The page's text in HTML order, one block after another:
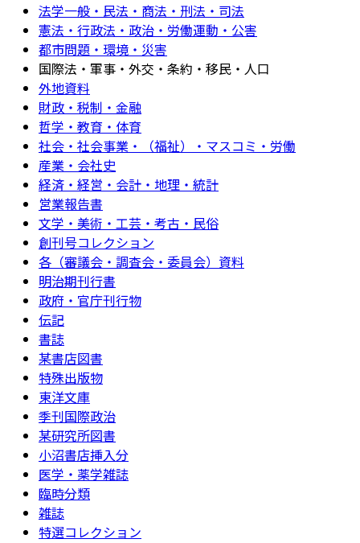
法学一般・民法・商法・刑法・司法
憲法・行政法・政治・労働運動・公害
都市問題・環境・災害
国際法・軍事・外交・条約・移民・人口
外地資料
財政・税制・金融
哲学・教育・体育
社会・社会事業・（福祉）・マスコミ・労働
産業・会社史
経済・経営・会計・地理・統計
営業報告書
文学・美術・工芸・考古・民俗
創刊号コレクション
各（審議会・調査会・委員会）資料
明治期刊行書
政府・官庁刊行物
伝記
書誌
某書店図書
特殊出版物
東洋文庫
季刊国際政治
某研究所図書
小沼書店挿入分
医学・薬学雑誌
臨時分類
雑誌
特選コレクション